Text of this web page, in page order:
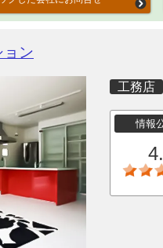
ョン
工務店
情報